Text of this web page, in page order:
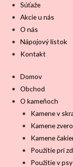
Súťaže
Akcie u nás
O nás
Nápojový lístok
Kontakt
Domov
Obchod
O kameňoch
Kamene v
Kamene
Kamene
Použitie pri
Použitie v